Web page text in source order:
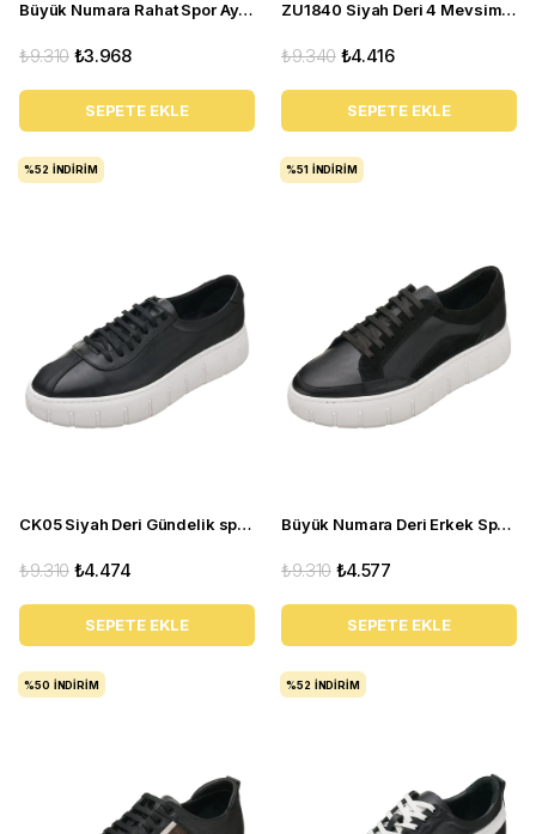
Büyük Numara Rahat Spor Ayakkabı - ZE-02 Gri Beyaz
₺3.968
₺9.310
SEPETE EKLE
ZU1840 Siyah Deri 4 Mevsim Büyük Numara Üst Kalite Erkek Ayakkabısı
₺4.416
₺9.340
SEPETE EKLE
CK05 Siyah Deri Gündelik spor ayakkabı rahat geniş kalıp yeni sezon
₺4.474
₺9.310
SEPETE EKLE
%52 İNDIRIM
Büyük Numara Deri Erkek Spor Ayakkabı - CK02 Siyah
₺4.577
₺9.310
SEPETE EKLE
%51 İNDIRIM
%50 İNDIRIM %52 İNDIRIM